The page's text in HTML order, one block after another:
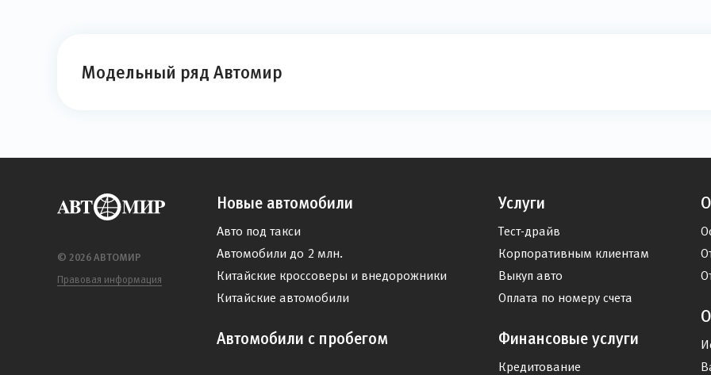
Модельный ряд Автомир
© 2026 АВТОМИР
Правовая информация
Новые автомобили
Авто под такси
Автомобили до 2 млн.
Китайские кроссоверы и внедорожники
Китайские автомобили
Автомобили с пробегом
Услуги
Тест-драйв
Корпоративным клиентам
Выкуп авто
Оплата по номеру счета
Финансовые услуги
Кредитование